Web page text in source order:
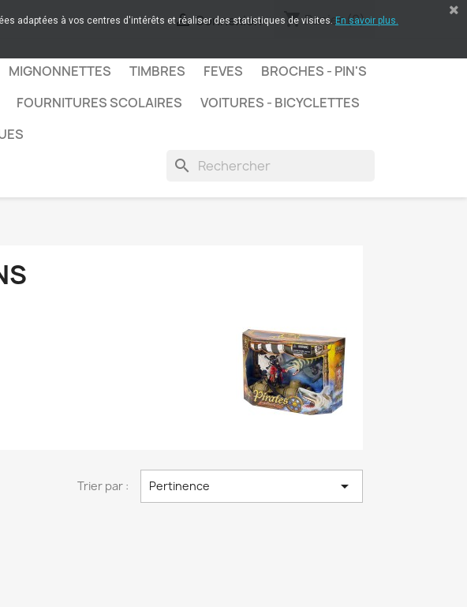
 Connexion shopping_cartPanier (0)
MIGNONNETTES TIMBRES FEVES
BROCHES - PIN'S
FOURNITURES SCOLAIRES
VOITURES - BICYCLETTES
search
Trier par : Pertinence 
adaptées à vos centres d'intérêts et réaliser des statistiques de visites. En savoir plus.